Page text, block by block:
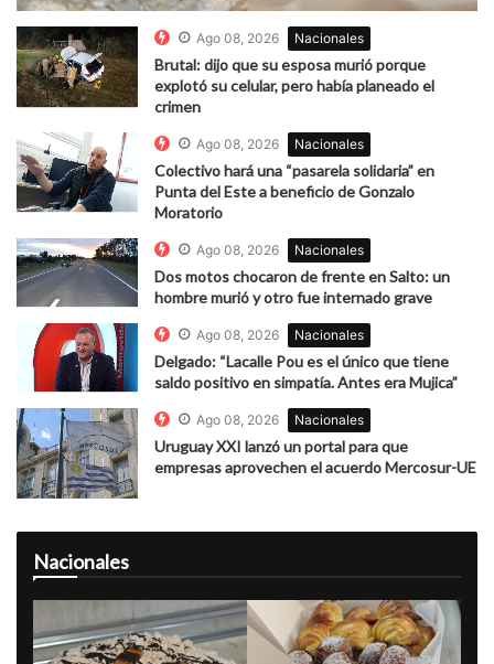
Ago 08, 2026 Nacionales
Brutal: dijo que su esposa murió porque
explotó su celular, pero había planeado el
crimen
Ago 08, 2026 Nacionales
Colectivo hará una “pasarela solidaria” en
Punta del Este a beneficio de Gonzalo
Moratorio
Ago 08, 2026 Nacionales
Dos motos chocaron de frente en Salto: un
hombre murió y otro fue internado grave
Ago 08, 2026 Nacionales
Delgado: “Lacalle Pou es el único que tiene
saldo positivo en simpatía. Antes era Mujica”
Ago 08, 2026 Nacionales
Uruguay XXI lanzó un portal para que
empresas aprovechen el acuerdo Mercosur-UE
Nacionales